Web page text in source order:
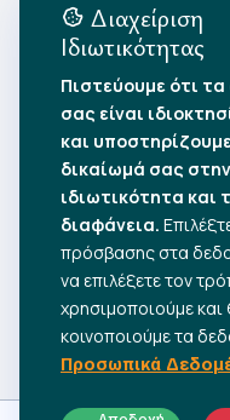
Αρχείο
•Αύγουστος
•Ιούλιος 2026
•Ιούνιος 2026
•Μάιος 2026
•Απρίλιος 2026
•Μάρτιος 2026
Πλήρες
Διαχείριση
Ιδιωτικότητας
Πιστεύουμε ότι
σας είναι
και
δικαίωμά σας στην
ιδιωτικότητα και
διαφάνεια.
πρόσβασης στα
να επιλέξετε τον
χρησιμοποιούμε και
κοινοποιούμε τα
Προσωπικά